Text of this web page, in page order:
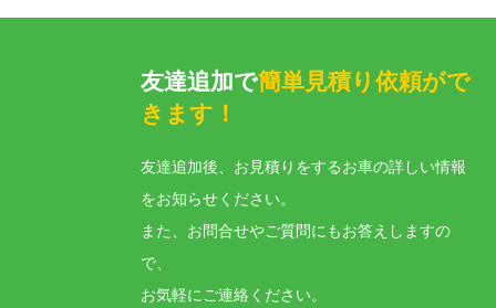
友達追加で簡単見積り依頼がで
きます！
友達追加後、お見積りをするお車の詳しい情報
をお知らせください。
また、お問合せやご質問にもお答えしますの
で、
お気軽にご連絡ください。